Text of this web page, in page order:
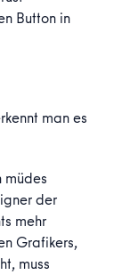
Button in
man es
müdes
der
mehr
Grafikers,
muss